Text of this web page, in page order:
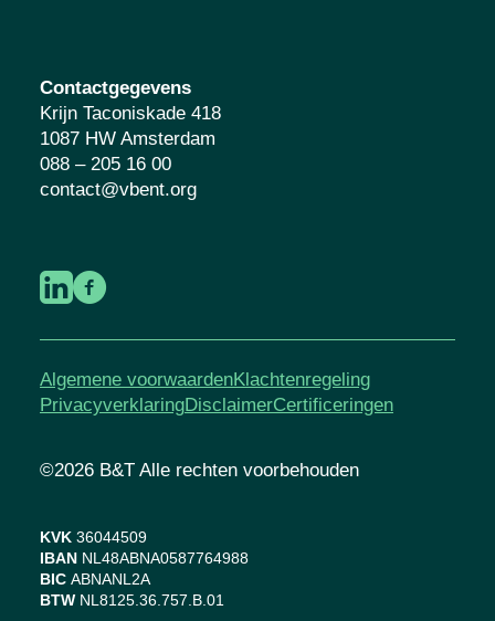
Contactgegevens
Krijn Taconiskade 418
1087 HW Amsterdam
088 – 205 16 00
contact@vbent.org
Algemene voorwaardenKlachtenregeling
PrivacyverklaringDisclaimerCertificeringen
©2026 B&T Alle rechten voorbehouden
KVK 36044509
IBAN NL48ABNA0587764988
BIC ABNANL2A
BTW NL8125.36.757.B.01